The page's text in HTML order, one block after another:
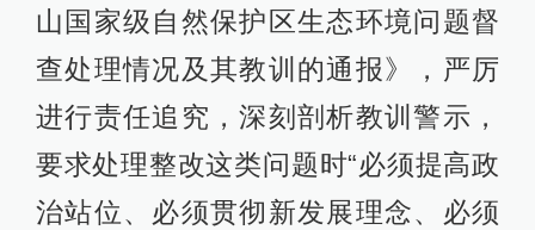
山国家级自然保护区生态环境问题督
查处理情况及其教训的通报》，严厉
进行责任追究，深刻剖析教训警示，
要求处理整改这类问题时“必须提高政
治站位、必须贯彻新发展理念、必须